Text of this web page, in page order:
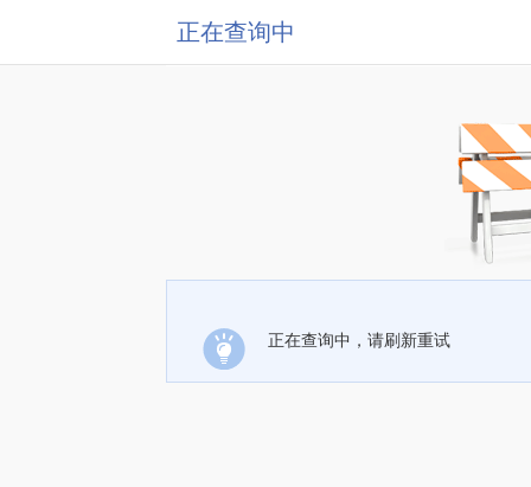
正在查询中
正在查询中，请刷新重试